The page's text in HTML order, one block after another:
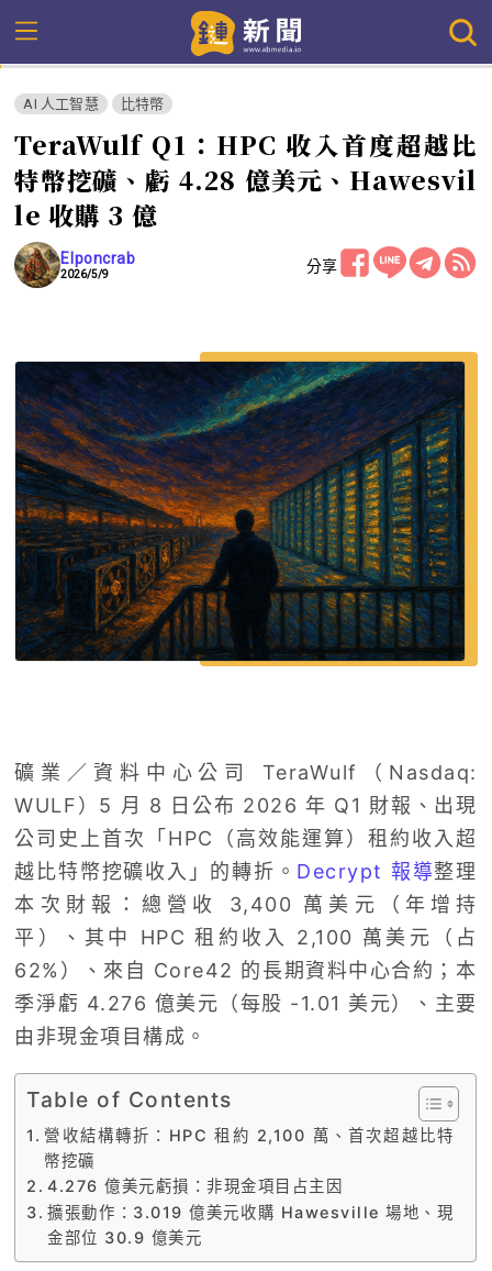
AI 人工智慧 比特幣
TeraWulf Q1：HPC 收入首度超越比
特幣挖礦、虧 4.28 億美元、Hawesvil
le 收購 3 億
Elponcrab
2026/5/9 分享
礦業／資料中心公司 TeraWulf（Nasdaq:
WULF）5 月 8 日公布 2026 年 Q1 財報、出現
公司史上首次「HPC（高效能運算）租約收入超
越比特幣挖礦收入」的轉折。 Decrypt 報導整理
本次財報：總營收 3,400 萬美元（年增持
平）、其中 HPC 租約收入 2,100 萬美元（占
62%）、來自 Core42 的長期資料中心合約；本
季淨虧 4.276 億美元（每股 -1.01 美元）、主要
由非現金項目構成。
Table of Contents
營收結構轉折：HPC 租約 2,100 萬、首次超越比特
幣挖礦
4.276 億美元虧損：非現金項目占主因
擴張動作：3.019 億美元收購 Hawesville 場地、現
金部位 30.9 億美元